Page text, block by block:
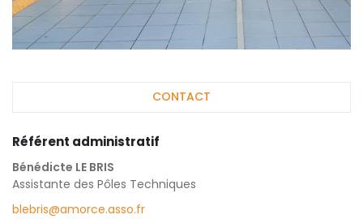
CONTACT
Référent administratif
Bénédicte LE BRIS
Assistante des Pôles Techniques
blebris@amorce.asso.fr